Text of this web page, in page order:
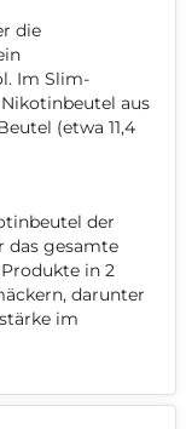
die
Im Slim-
aus
(etwa 11,4
der
das gesamte
in 2
darunter
im